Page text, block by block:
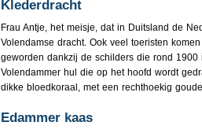
Klederdracht
Frau Antje, het meisje, dat in Duitsland de
Volendamse dracht. Ook veel toeristen
geworden dankzij de schilders die rond
Volendammer hul die op het hoofd wordt
dikke bloedkoraal, met een rechthoekig
Edammer kaas